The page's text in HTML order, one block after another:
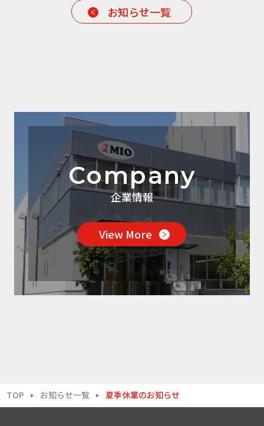
お知らせ一覧
Company
企業情報
View More
TOP ▶ お知らせ一覧 ▶ 夏季休業のお知らせ